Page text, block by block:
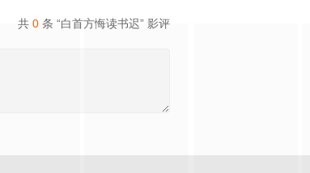
共 0 条 “白首方悔读书迟” 影评